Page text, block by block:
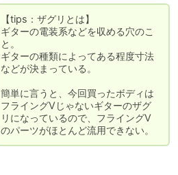
【tips：ザグリとは】
ギターの電装系などを収める穴のこ
と。
ギターの種類によってある程度寸法
などが決まっている。
簡単に言うと、今回買ったボディは
フライングVじゃないギターのザグ
リになっているので、フライングV
のパーツがほとんど流用できない。